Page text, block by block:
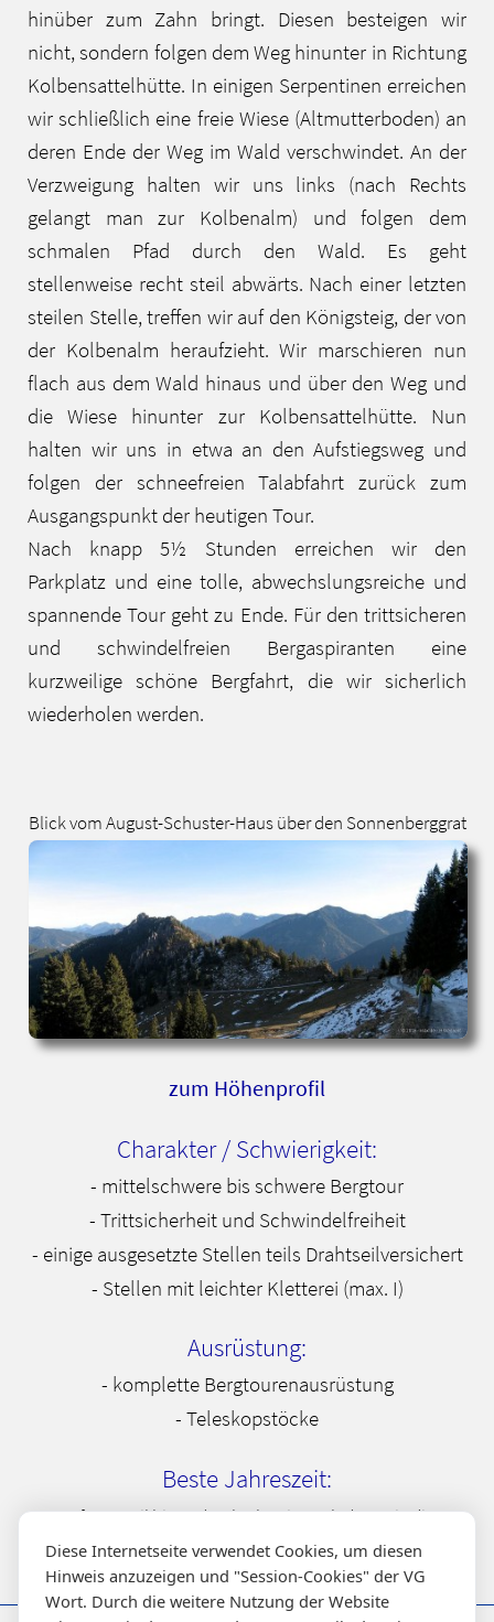
hinüber zum Zahn bringt. Diesen besteigen wir
nicht, sondern folgen dem Weg hinunter in Richtung
Kolbensattelhütte. In einigen Serpentinen erreichen
wir schließlich eine freie Wiese (Altmutterboden) an
deren Ende der Weg im Wald verschwindet. An der
Verzweigung halten wir uns links (nach Rechts
gelangt man zur Kolbenalm) und folgen dem
schmalen Pfad durch den Wald. Es geht
stellenweise recht steil abwärts. Nach einer letzten
steilen Stelle, treffen wir auf den Königsteig, der von
der Kolbenalm heraufzieht. Wir marschieren nun
flach aus dem Wald hinaus und über den Weg und
die Wiese hinunter zur Kolbensattelhütte. Nun
halten wir uns in etwa an den Aufstiegsweg und
folgen der schneefreien Talabfahrt zurück zum
Ausgangspunkt der heutigen Tour.
Nach knapp 5½ Stunden erreichen wir den
Parkplatz und eine tolle, abwechslungsreiche und
spannende Tour geht zu Ende. Für den trittsicheren
und schwindelfreien Bergaspiranten eine
kurzweilige schöne Bergfahrt, die wir sicherlich
wiederholen werden.
Blick vom August-Schuster-Haus über den Sonnenberggrat
zum Höhenprofil
Charakter / Schwierigkeit:
- mittelschwere bis schwere Bergtour
- Trittsicherheit und Schwindelfreiheit
- einige ausgesetzte Stellen teils Drahtseilversichert
- Stellen mit leichter Kletterei (max. I)
Ausrüstung:
- komplette Bergtourenausrüstung
- Teleskopstöcke
Beste Jahreszeit:
Anfang April bis Ende Oktober, je nach dem wie die
Schneeverhältnisse sind.
Diese Internetseite verwendet Cookies, um diesen
Hinweis anzuzeigen und "Session-Cookies" der VG
Wort. Durch die weitere Nutzung der Website